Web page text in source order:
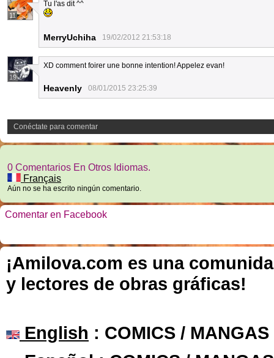
11
Tu l'as dit ^^
MerryUchiha 19/02/2012 21:53:18
19
XD comment foirer une bonne intention! Appelez evan!
Heavenly 08/01/2015 23:25:39
Conéctate para comentar
0 Comentarios En Otros Idiomas.
Français
Aún no se ha escrito ningún comentario.
Comentar en Facebook
¡Amilova.com es una
y lectores de obras gráficas!
English : COMICS /